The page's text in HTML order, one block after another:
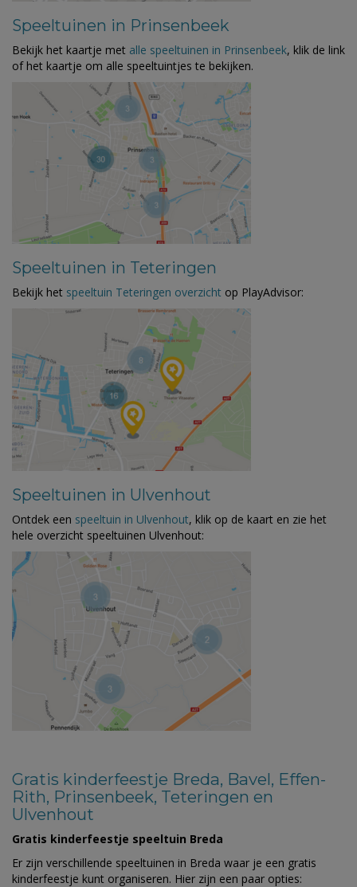
Speeltuinen in Prinsenbeek
Bekijk het kaartje met alle speeltuinen in Prinsenbeek, klik de link
of het kaartje om alle speeltuintjes te bekijken.
Speeltuinen in Teteringen
Bekijk het speeltuin Teteringen overzicht op PlayAdvisor:
Speeltuinen in Ulvenhout
Ontdek een speeltuin in Ulvenhout, klik op de kaart en zie het
hele overzicht speeltuinen Ulvenhout:
Gratis kinderfeestje Breda, Bavel, Effen-
Rith, Prinsenbeek, Teteringen en
Ulvenhout
Gratis kinderfeestje speeltuin Breda
Er zijn verschillende speeltuinen in Breda waar je een gratis
kinderfeestje kunt organiseren. Hier zijn een paar opties: